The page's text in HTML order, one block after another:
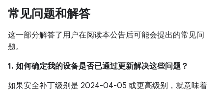
常见问题和解答
这一部分解答了用户在阅读本公告后可能会提出的常见问
题。
1. 如何确定我的设备是否已通过更新解决这些问题？
如果安全补丁级别是 2024-04-05 或更高级别，就意味着